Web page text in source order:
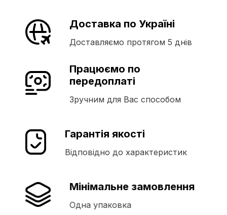
Доставка по Україні
Доставляємо протягом 5 днів
Працюємо по
передоплаті
Зручним для Вас способом
Гарантія якості
Відповідно до характеристик
Мінімальне замовлення
Одна упаковка